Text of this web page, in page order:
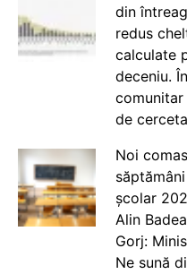
din
redus
calculate
deceniu.
de
Noi
școlar
Alin
Gorj:
Ne sună